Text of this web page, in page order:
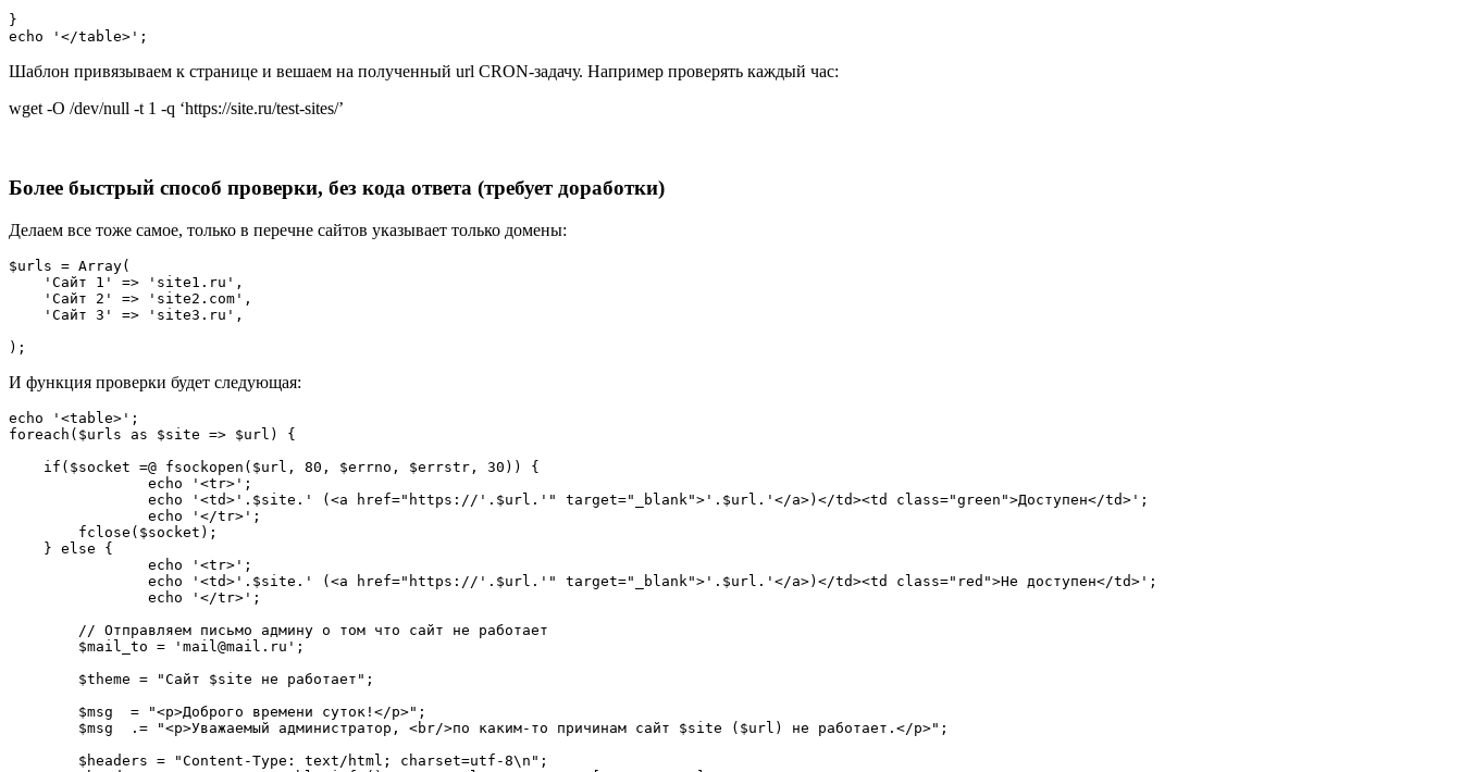
}
echo '</table>';
Шаблон привязываем к странице и вешаем на полученный url CRON-задачу. Например проверять каждый час:
wget -O /dev/null -t 1 -q ‘https://site.ru/test-sites/’
Более быстрый способ проверки, без кода ответа (требует доработки)
Делаем все тоже самое, только в перечне сайтов указывает только домены:
$urls = Array(
);
И функция проверки будет следующая:
echo '<table>';
foreach($urls as $site => $url) {